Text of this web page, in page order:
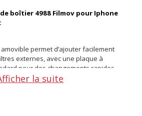
boîtier 4988 Filmov pour Iphone
permet d’ajouter facilement
externes, avec une plaque à
pour des changements rapides
la prise professionnelle
la suite